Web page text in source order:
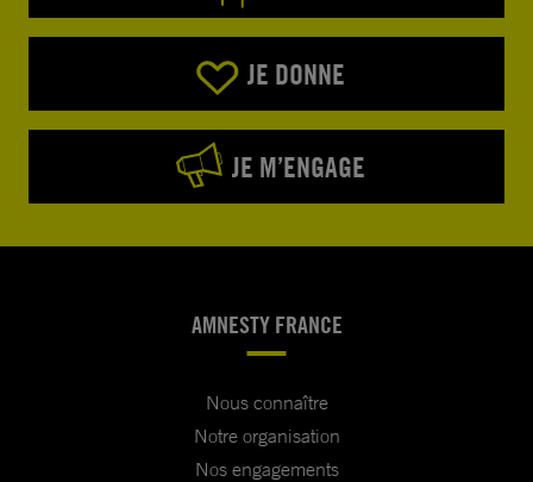
JE DONNE
JE M’ENGAGE
AMNESTY FRANCE
Nous connaître
Notre organisation
Nos engagements